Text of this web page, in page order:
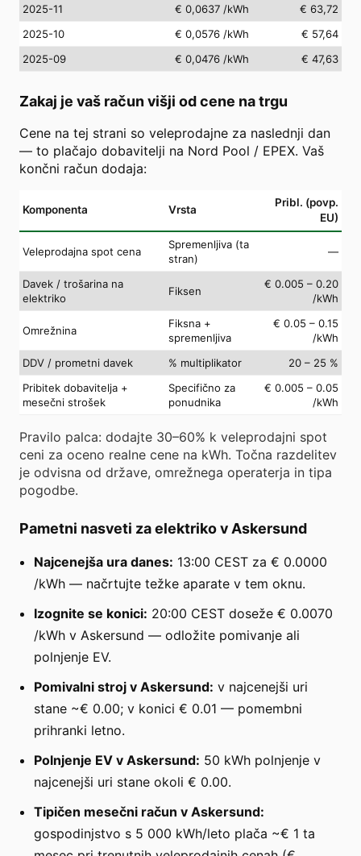
2025-11
€ 0,0637 /kWh
€ 63,72
2025-10
€ 0,0576 /kWh
€ 57,64
2025-09
€ 0,0476 /kWh € 47,63
Zakaj je vaš račun višji od cene na trgu
Cene na tej strani so veleprodajne za naslednji dan
— to plačajo dobavitelji na Nord Pool / EPEX. Vaš
končni račun dodaja:
Komponenta Vrsta
Pribl. (povp.
EU)
Veleprodajna spot cena
Spremenljiva (ta
stran)
—
Davek / trošarina na
elektriko
Fiksen
€ 0.005 – 0.20
/kWh
Omrežnina
Fiksna +
spremenljiva
€ 0.05 – 0.15
/kWh
DDV / prometni davek
% multiplikator
20 – 25 %
Pribitek dobavitelja +
mesečni strošek
Specifično za
ponudnika
€ 0.005 – 0.05
/kWh
Pravilo palca: dodajte 30–60% k veleprodajni spot
ceni za oceno realne cene na kWh. Točna razdelitev
je odvisna od države, omrežnega operaterja in tipa
pogodbe.
Pametni nasveti za elektriko v Askersund
Najcenejša ura danes: 13:00 CEST za € 0.0000
/kWh — načrtujte težke aparate v tem oknu.
Izognite se konici: 20:00 CEST doseže € 0.0070
/kWh v Askersund — odložite pomivanje ali
polnjenje EV.
Pomivalni stroj v Askersund: v najcenejši uri
stane ~€ 0.00; v konici € 0.01 — pomembni
prihranki letno.
Polnjenje EV v Askersund: 50 kWh polnjenje v
najcenejši uri stane okoli € 0.00.
Tipičen mesečni račun v Askersund:
gospodinjstvo s 5 000 kWh/leto plača ~€ 1 ta